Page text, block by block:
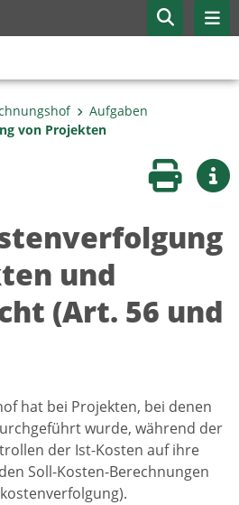
Aufgaben
von Projekten
Seite
und
(Art. 56 und
hat bei Projekten, bei denen
wurde, während der
der Ist-Kosten auf ihre
Soll-Kosten-Berechnungen